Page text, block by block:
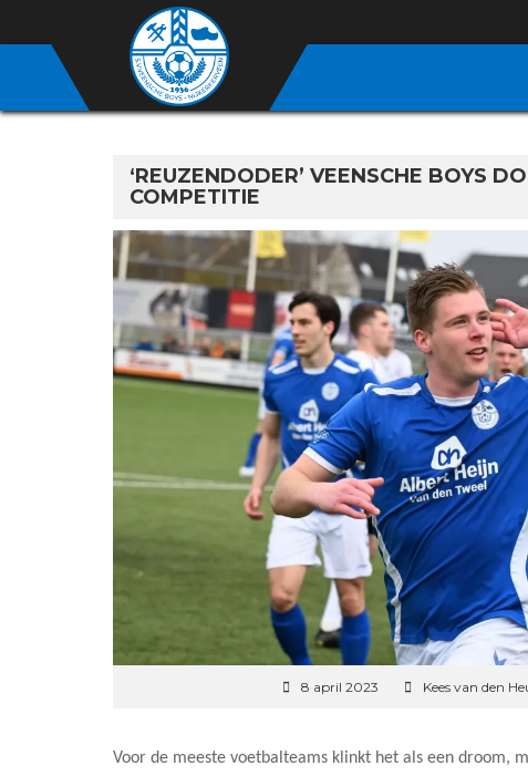
‘REUZENDODER’ VEENSCHE BOYS
COMPETITIE
8 april 2023 Kees van den
Voor de meeste voetbalteams klinkt het als een droom,